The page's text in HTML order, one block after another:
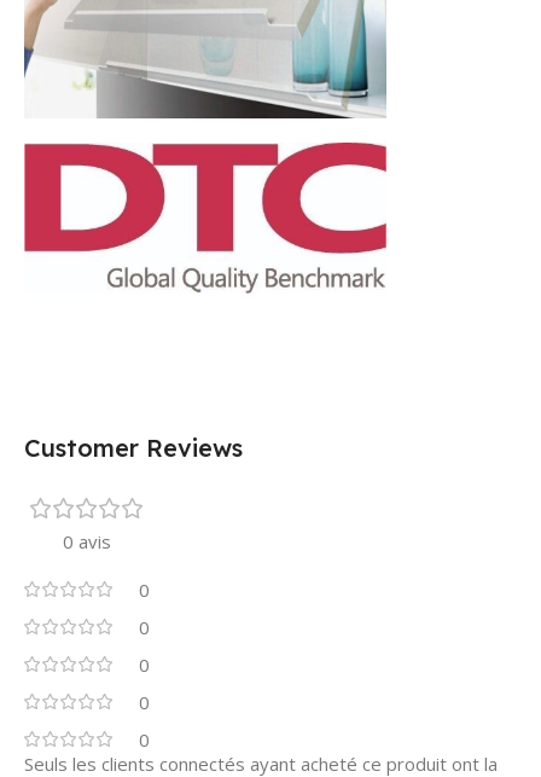
Customer Reviews
0 avis
0
0
0
0
0
Seuls les clients connectés ayant acheté ce produit ont la